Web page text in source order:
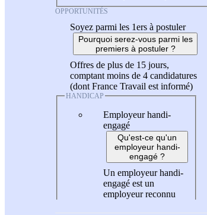
OPPORTUNITÉS
Soyez parmi les 1ers à postuler
Pourquoi serez-vous parmi les
premiers à postuler ?
Offres de plus de 15 jours,
comptant moins de 4 candidatures
(dont France Travail est informé)
HANDICAP
Employeur handi-
engagé
Qu'est-ce qu'un
employeur handi-
engagé ?
Un employeur handi-
engagé est un
employeur reconnu